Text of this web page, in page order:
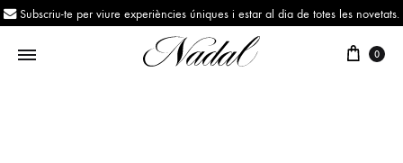
Subscriu-te per viure experiències úniques i estar al dia de totes les novetats.
0